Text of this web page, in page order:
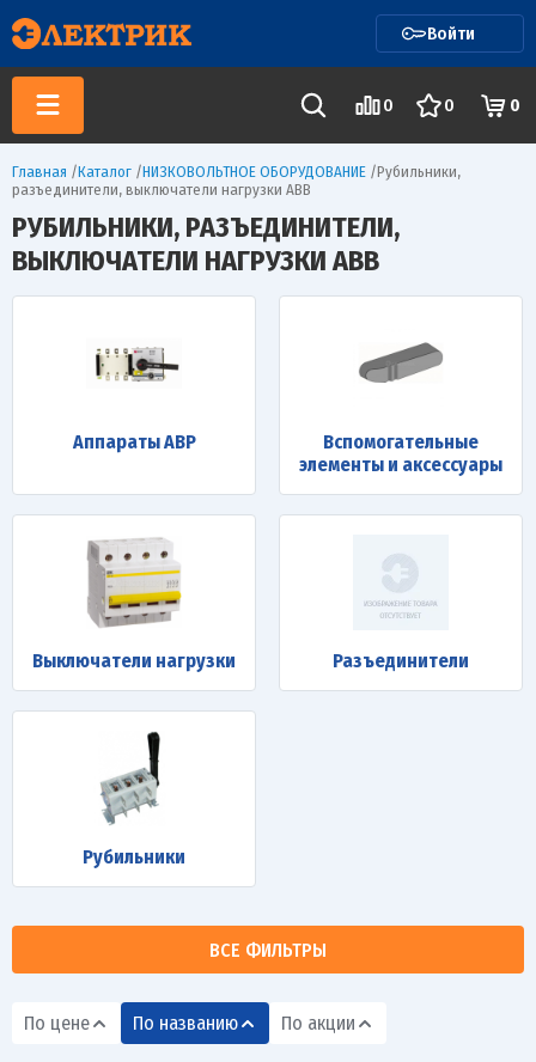
Войти
0 0 0
Главная /Каталог /НИЗКОВОЛЬТНОЕ ОБОРУДОВАНИЕ /Рубильники,
разъединители, выключатели нагрузки ABB
РУБИЛЬНИКИ, РАЗЪЕДИНИТЕЛИ,
ВЫКЛЮЧАТЕЛИ НАГРУЗКИ ABB
Аппараты АВР
Вспомогательные
элементы и аксессуары
Выключатели нагрузки Разъединители
Рубильники
ВСЕ ФИЛЬТРЫ
По цене По названию По акции